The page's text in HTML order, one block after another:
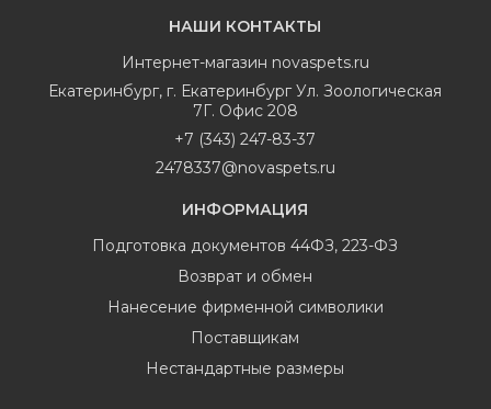
НАШИ КОНТАКТЫ
Интернет-магазин novaspets.ru
Екатеринбург, г. Екатеринбург Ул. Зоологическая
7Г. Офис 208
+7 (343) 247-83-37
2478337@novaspets.ru
ИНФОРМАЦИЯ
Подготовка документов 44ФЗ, 223-ФЗ
Возврат и обмен
Нанесение фирменной символики
Поставщикам
Нестандартные размеры